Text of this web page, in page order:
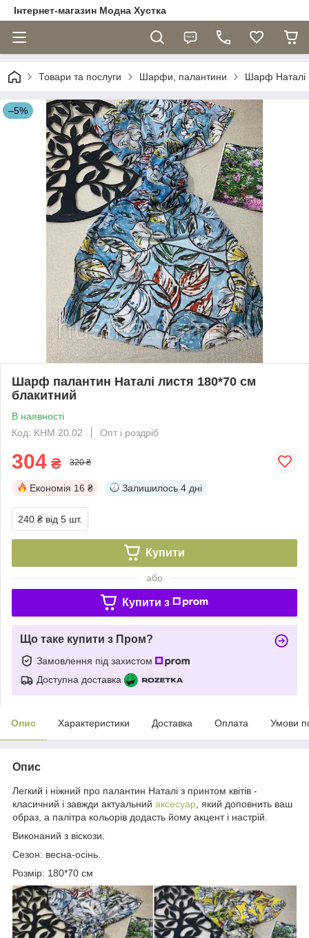
Інтернет-магазин Модна Хустка
Товари та послуги Шарфи, палантини Шарф Наталі
–5%
Шарф палантин Наталі листя 180*70 см
блакитний
В наявності
Код: KHM 20.02
Опт і роздріб
304 ₴ 320 ₴
Економія 16 ₴ Залишилось 4 дні
240 ₴ від 5 шт.
Купити
або
Купити з
Що таке купити з Пром?
Замовлення під захистом
Доступна доставка
Опис Характеристики Доставка Оплата Умови
Опис
Легкий і ніжний про палантин Наталі з принтом квітів -
класичний і завжди актуальний аксесуар , який доповнить ваш
образ, а палітра кольорів додасть йому акцент і настрій.
Виконаний з віскози.
Сезон: весна-осінь.
Розмір: 180*70 см